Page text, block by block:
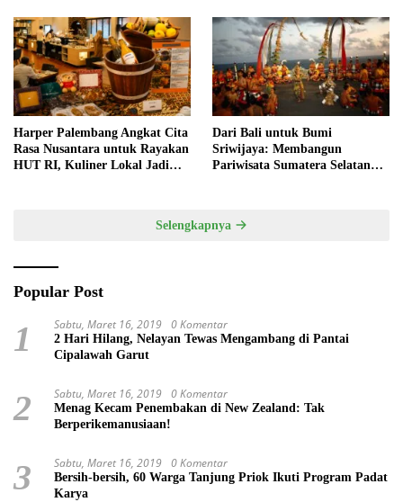
Harper Palembang Angkat Cita
Rasa Nusantara untuk Rayakan
HUT RI, Kuliner Lokal Jadi
Dari Bali untuk Bumi
Sriwijaya: Membangun
Pariwisata Sumatera Selatan
Selengkapnya
Popular Post
1 Sabtu, Maret 16, 2019 0 Komentar
2 Hari Hilang, Nelayan Tewas Mengambang di Pantai
Cipalawah Garut
2 Sabtu, Maret 16, 2019 0 Komentar
Menag Kecam Penembakan di New Zealand: Tak
Berperikemanusiaan!
3 Sabtu, Maret 16, 2019 0 Komentar
Bersih-bersih, 60 Warga Tanjung Priok Ikuti Program Padat
Karya